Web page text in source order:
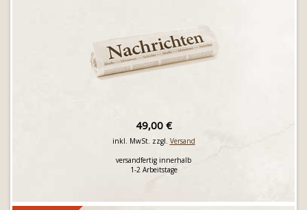
49,00 €
inkl. MwSt. zzgl. Versand
versandfertig innerhalb
1-2 Arbeitstage